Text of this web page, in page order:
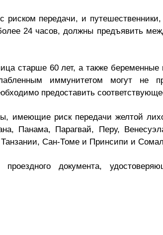
риском передачи, и
24 часов, должны предъявить
старше 60 лет, а также
иммунитетом могут не
предоставить
имеющие риск передачи желтой
Панама, Парагвай, Перу,
Сан-Томе и Принсипи и
документа,